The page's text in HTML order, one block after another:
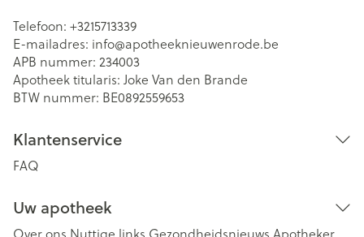
Telefoon: +3215713339
E-mailadres: info@apotheeknieuwenrode.be
APB nummer: 234003
Apotheek titularis: Joke Van den Brande
BTW nummer: BE0892559653
Klantenservice
FAQ
Uw apotheek